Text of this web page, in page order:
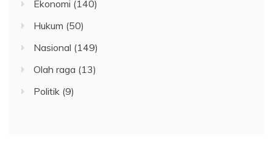
Ekonomi (140)
Hukum (50)
Nasional (149)
Olah raga (13)
Politik (9)